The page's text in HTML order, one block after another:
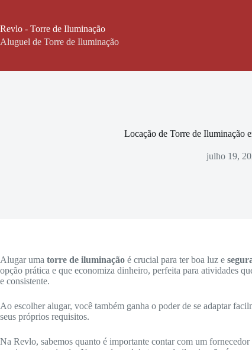
o
conteúdo
Revlo - Torre de Iluminação
Aluguel de Torre de Iluminação
Locação de Torre de Iluminação
julho 19,
Alugar uma torre de iluminação é crucial para ter boa luz e
opção prática e que economiza dinheiro, perfeita para atividades
e consistente.
Ao escolher alugar, você também ganha o poder de se adaptar
seus próprios requisitos.
Na Revlo, sabemos quanto é importante contar com um